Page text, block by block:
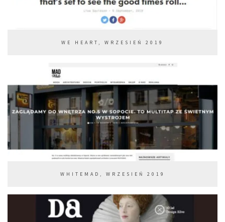
WE HEART, WRZESIEŃ 2019
WHITEMAD, WRZESIEŃ 2019